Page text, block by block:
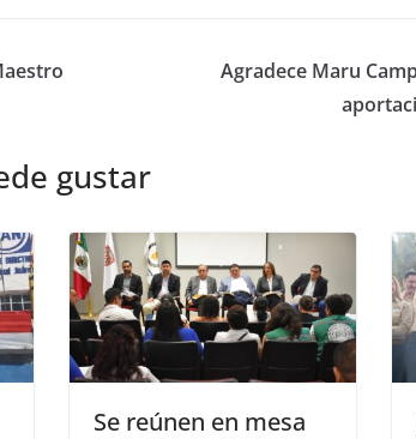
Agradece Maru
gustar
Se reúnen en mesa